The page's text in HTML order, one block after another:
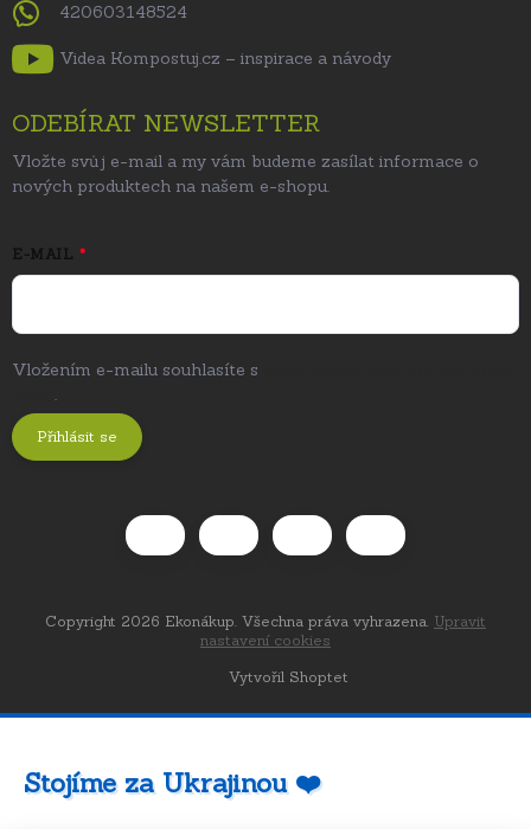
420603148524
Videa Kompostuj.cz – inspirace a návody
ODEBÍRAT NEWSLETTER
Vložte svůj e-mail a my vám budeme zasílat informace o
nových produktech na našem e-shopu.
E-MAIL
Vložením e-mailu souhlasíte s
.
Přihlásit se
Vytvořil Shoptet
Copyright 2026 Ekonákup. Všechna práva vyhrazena. Upravit
nastavení cookies
Stojíme za Ukrajinou ❤️